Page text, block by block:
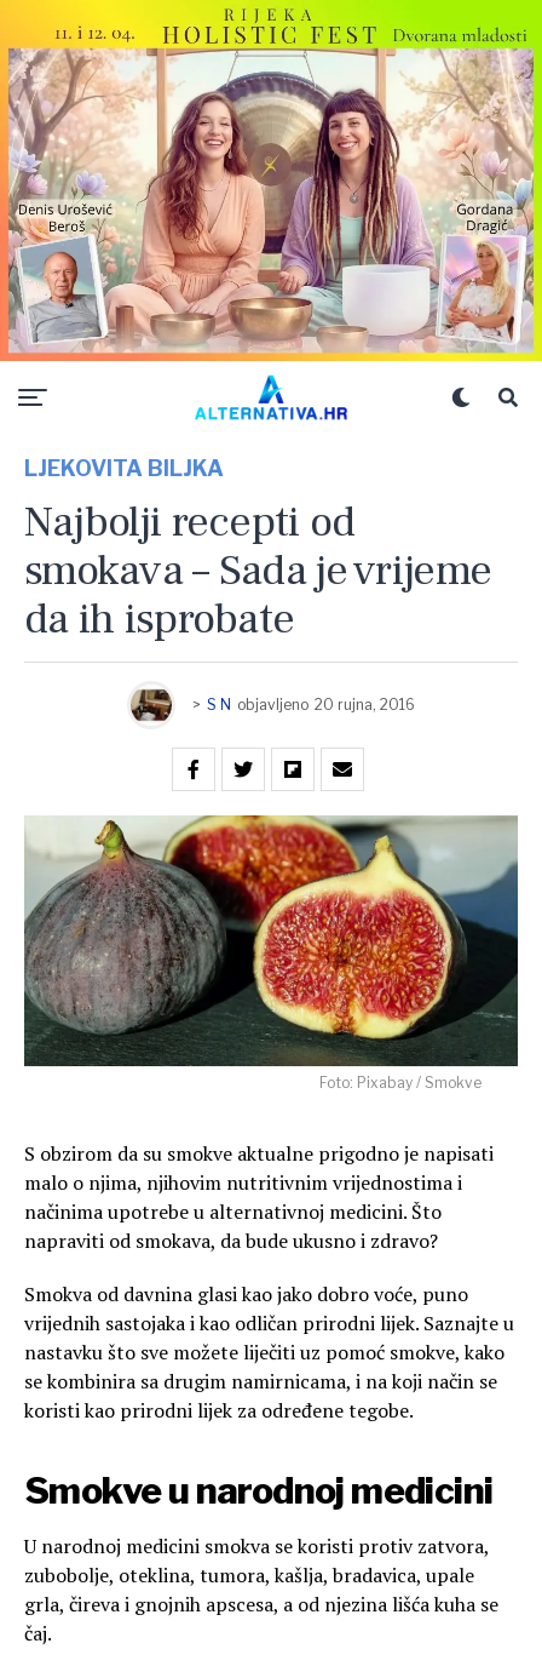
LJEKOVITA BILJKA
Najbolji recepti od
smokava – Sada je vrijeme
da ih isprobate
> S N objavljeno 20 rujna, 2016
Foto: Pixabay / Smokve
S obzirom da su smokve aktualne prigodno je napisati
malo o njima, njihovim nutritivnim vrijednostima i
načinima upotrebe u alternativnoj medicini. Što
napraviti od smokava, da bude ukusno i zdravo?
Smokva od davnina glasi kao jako dobro voće, puno
vrijednih sastojaka i kao odličan prirodni lijek. Saznajte u
nastavku što sve možete liječiti uz pomoć smokve, kako
se kombinira sa drugim namirnicama, i na koji način se
koristi kao prirodni lijek za određene tegobe.
Smokve u narodnoj medicini
U narodnoj medicini smokva se koristi protiv zatvora,
zubobolje, oteklina, tumora, kašlja, bradavica, upale
grla, čireva i gnojnih apscesa, a od njezina lišća kuha se
čaj.